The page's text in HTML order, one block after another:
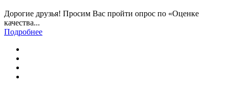
Дорогие друзья! Просим Вас пройти опрос по «Оценке
качества...
Подробнее